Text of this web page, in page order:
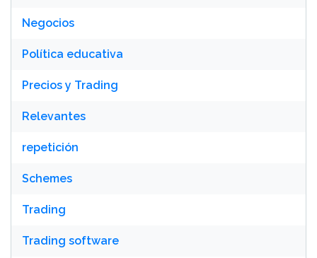
Negocios
Política educativa
Precios y Trading
Relevantes
repetición
Schemes
Trading
Trading software